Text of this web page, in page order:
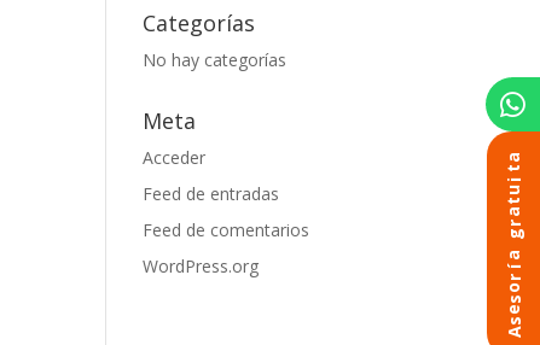
Categorías
No hay categorías
Meta
Acceder
Feed de entradas
Feed de comentarios
WordPress.org
a
t
i
u
t
a
r
g
a
í
r
o
s
e
s
A